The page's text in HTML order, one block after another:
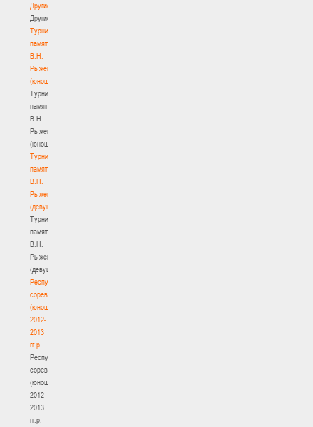
Другие
Другие
Турнир
памяти
В.Н.
Рыженкова
(юноши)
Турнир
памяти
В.Н.
Рыженкова
(юноши)
Турнир
памяти
В.Н.
Рыженкова
(девушки)
Турнир
памяти
В.Н.
Рыженкова
(девушки)
Республиканские
соревнования
(юноши)
2012-
2013
гг.р.
Республиканские
соревнования
(юноши)
2012-
2013
гг.р.